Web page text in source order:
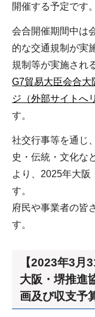
開催する予定です。
会合開催期間中は
的な交通規制が実
規制等が実施され
G7貿易大臣会合大
ジ（外部サイトへ
す。
社交行事等を通じ
史・伝統・文化な
より、2025年大阪
す。
府民や事業者の皆
す。
【2023年3月
大阪・堺推進
画及び収支予